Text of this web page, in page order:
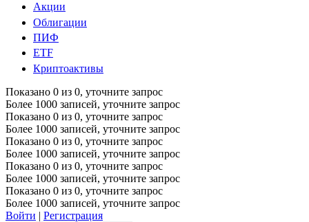
Акции
Облигации
ПИФ
ETF
Криптоактивы
Показано 0 из 0, уточните запрос
Более 1000 записей, уточните запрос
Показано 0 из 0, уточните запрос
Более 1000 записей, уточните запрос
Показано 0 из 0, уточните запрос
Более 1000 записей, уточните запрос
Показано 0 из 0, уточните запрос
Более 1000 записей, уточните запрос
Показано 0 из 0, уточните запрос
Более 1000 записей, уточните запрос
Войти | Регистрация